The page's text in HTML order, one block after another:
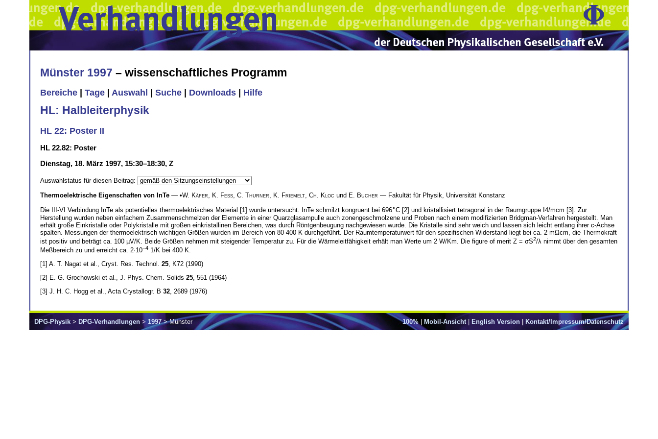
Münster 1997 – wissenschaftliches Programm
Bereiche Tage Auswahl Suche Downloads Hilfe
HL: Halbleiterphysik
HL 22: Poster II
HL 22.82: Poster
Dienstag, 18. März 1997, 15:30–18:30, Z
Auswahlstatus für diesen Beitrag:
Thermoelektrische Eigenschaften von InTe — •W. Käfer K. Fess C. Thurner K. Friemelt Ch. Kloc und E. Bucher — Fakultät für Physik, Universität Konstanz
Die III-VI Verbindung InTe als potentielles thermoelektrisches Material [1] wurde untersucht. InTe schmilzt kongruent bei 696∘C [2] und kristallisiert tetragonal in der Raumgruppe I4/mcm [3]. Zur
Herstellung wurden neben einfachem Zusammenschmelzen der Elemente in einer Quarzglasampulle auch zonengeschmolzene und Proben nach einem modifizierten Bridgman-Verfahren hergestellt. Man
erhält große Einkristalle oder Polykristalle mit großen einkristallinen Bereichen, was durch Röntgenbeugung nachgewiesen wurde. Die Kristalle sind sehr weich und lassen sich leicht entlang ihrer c-Achse
spalten. Messungen der thermoelektrisch wichtigen Größen wurden im Bereich von 80-400 K durchgeführt. Der Raumtemperaturwert für den spezifischen Widerstand liegt bei ca. 2 mΩcm, die Thermokraft
ist positiv und beträgt ca. 100 µV/K. Beide Größen nehmen mit steigender Temperatur zu. Für die Wärmeleitfähigkeit erhält man Werte um 2 W/Km. Die figure of merit Z = σS2/λ nimmt über den gesamten
Meßbereich zu und erreicht ca. 2·10−4 1/K bei 400 K.
[1] A. T. Nagat et al., Cryst. Res. Technol. 25 , K72 (1990)
[2] E. G. Grochowski et al., J. Phys. Chem. Solids 25 , 551 (1964)
[3] J. H. C. Hogg et al., Acta Crystallogr. B 32 , 2689 (1976)
100%| Mobil-Ansicht| English Version Kontakt/Impressum/Datenschutz
DPG-Physik > DPG-Verhandlungen > 1997> Münster